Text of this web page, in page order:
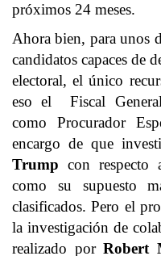
próximos 24 meses.
Ahora bien, para unos
candidatos capaces de
electoral, el único
eso el Fiscal
como Procurador
encargo de que
Trump con respecto
como su supuesto
clasificados. Pero el
la investigación de
realizado por Robert